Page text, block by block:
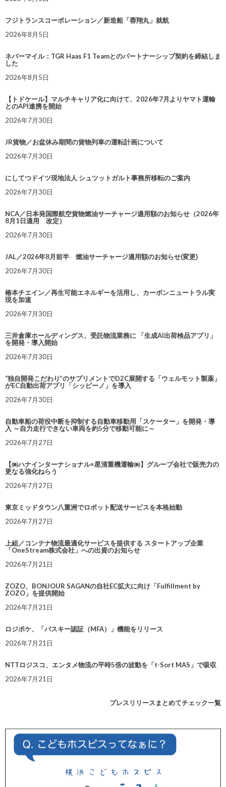
フジトランスコーポレーション／新造船「蓉翔丸」就航
2026年8月5日
ネバーマイル：TGR Haas F1 Teamとのパートナーシップ契約を締結しま
した
2026年8月5日
【トドケール】マルチキャリア化に向けて、2026年7月よりヤマト運輸
とのAPI連携を開始
2026年7月30日
JR貨物／お盆休み期間の貨物列車の運転計画について
2026年7月30日
にしてつドイツ現地法人 シュツットガルト事務所移転のご案内
2026年7月30日
NCA／日本発国際航空貨物燃油サーチャージ適用額のお知らせ（2026年
8月1日適用 改定）
2026年7月30日
JAL／2026年8月前半 燃油サーチャージ適用額のお知らせ(変更)
2026年7月30日
椿本チエイン／再生可能エネルギーを活用し、カーボンニュートラル実
現を加速
2026年7月30日
三井倉庫ホールディングス、受託物流業務に 「生成AI出荷検品アプリ」
を開発・導入開始
2026年7月30日
“独自開発こだわり”のサプリメントでD2C展開する「ウェルモット製薬」
がEC自動出荷アプリ「シッピーノ」を導入
2026年7月30日
自動車船の荷役中断を抑制する自動車移動用「スケーター」を開発・導
入 ～自力走行できない車両を約5分で移動可能に～
2026年7月27日
【㈱ハナインターナショナル×星清重機運輸㈱】グループ会社で販売力の
更なる強化ねらう
2026年7月27日
東京ミッドタウン八重洲でロボット配送サービスを本格始動
2026年7月27日
上組／コンテナ物流最適化サービスを提供する スタートアップ企業
「OneStream株式会社」への出資のお知らせ
2026年7月21日
ZOZO、BONJOUR SAGANの自社EC拡大に向け「Fulfillment by
ZOZO」を提供開始
2026年7月21日
ロジポケ、「パスキー認証（MFA）」機能をリリース
2026年7月21日
NTTロジスコ、エンタメ物流の平時5倍の波動を「t-Sort MAS」で吸収
2026年7月21日
プレスリリースまとめてチェック一覧